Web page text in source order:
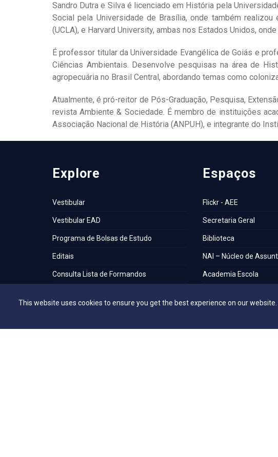
This website uses cookies to ensure you get the best experience on our website.
Sandro Dutra e Silva é licenciado em História pela
Social pela Universidade de Brasília, onde também
(UCLA), e Harvard University, ambas nos Estados Unidos,
É professor titular da Universidade Evangélica de Goiás e
Ciências Ambientais. Desenvolve pesquisas na área de
agropecuária no Brasil Central, abordando temas como
Atualmente, é pró-reitor de Pós-Graduação, Pesquisa,
revista Ambiente & Sociedade. É membro de instituições
Associação Nacional de História (ANPUH), e integrante do
Explore
Vestibular
Vestibular EAD
Programa de Bolsas de Estudo
Editais
Consulta Lista de Formandos
Anápolis
Espaços
Flickr - AEE
Secretaria Geral
Biblioteca
NAI – Núcleo de
Academia Escola
360º